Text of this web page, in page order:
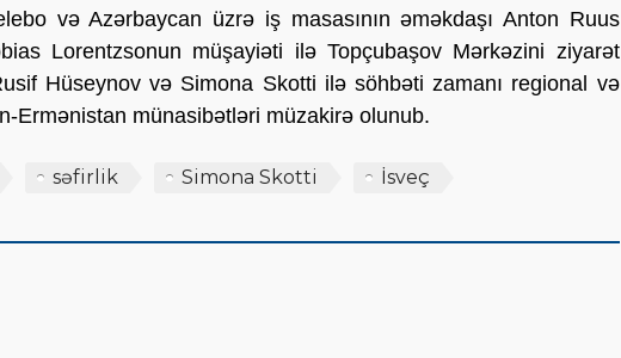
və Azərbaycan üzrə iş masasının əməkdaşı Anton Ruus
Lorentzsonun müşayiəti ilə Topçubaşov Mərkəzini ziyarət
Hüseynov və Simona Skotti ilə söhbəti zamanı regional və
Ermənistan münasibətləri müzakirə olunub.
səfirlik Simona Skotti İsveç